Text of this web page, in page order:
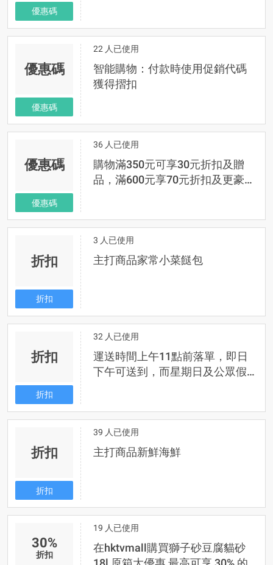
優惠碼
優惠碼
優惠碼
22 人已使用
智能購物：付款時使用促銷代碼
獲得摺扣
優惠碼
優惠碼
36 人已使用
購物滿350元可享30元折扣及贈
品，滿600元享70元折扣及更豪華
折扣
折扣
3 人已使用
主打商品家常小菜餸包
折扣
折扣
32 人已使用
運送時間上午11點前落單，即日
下午可送到，而星期日及公眾假
折扣
折扣
39 人已使用
主打商品新鮮海鮮
30%
折扣
19 人已使用
在hktvmall購買獅子砂豆腐貓砂